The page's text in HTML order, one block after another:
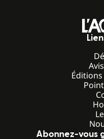
Abonnez-vous